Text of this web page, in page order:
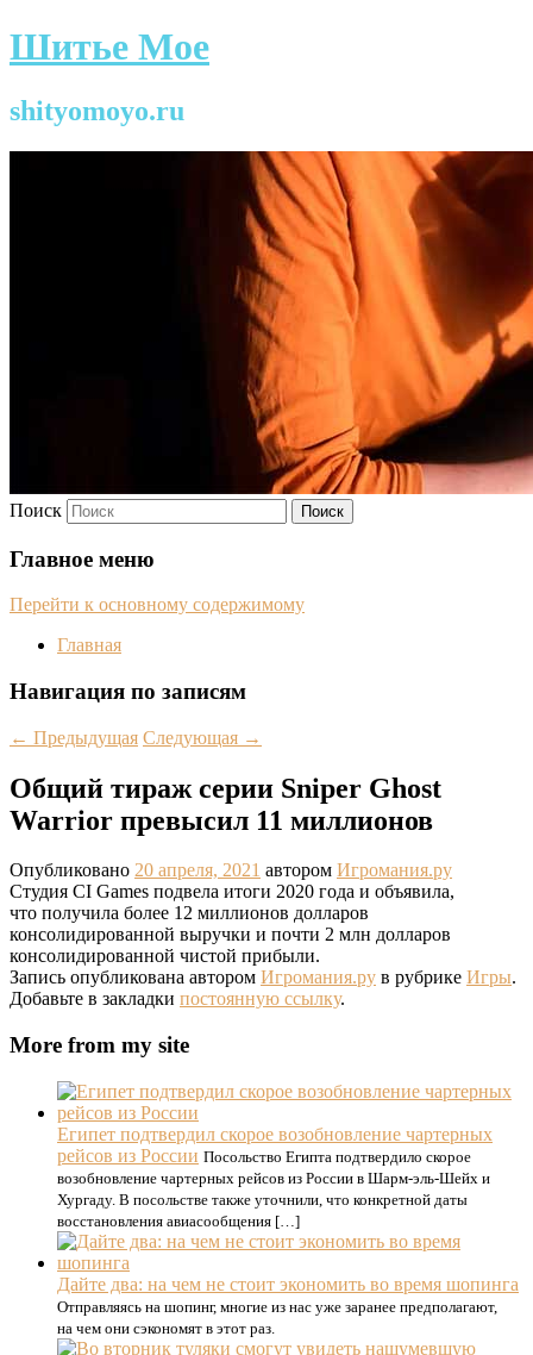
Шитье Мое
shityomoyo.ru
Поиск
Главное меню
Перейти к основному содержимому
Главная
Навигация по записям
← Предыдущая Следующая →
Общий тираж серии Sniper Ghost
Warrior превысил 11 миллионов
Опубликовано 20 апреля, 2021 автором Игромания.ру
Студия CI Games подвела итоги 2020 года и объявила,
что получила более 12 миллионов долларов
консолидированной выручки и почти 2 млн долларов
консолидированной чистой прибыли.
Запись опубликована автором Игромания.ру в рубрике Игры.
Добавьте в закладки постоянную ссылку.
More from my site
Египет подтвердил скорое возобновление чартерных
рейсов из России Посольство Египта подтвердило скорое
возобновление чартерных рейсов из России в Шарм-эль-Шейх и
Хургаду. В посольстве также уточнили, что конкретной даты
восстановления авиасообщения […]
Дайте два: на чем не стоит экономить во время шопинга
Отправляясь на шопинг, многие из нас уже заранее предполагают,
на чем они сэкономят в этот раз.